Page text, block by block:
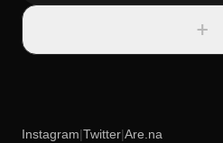
+
Instagram|Twitter|Are.na